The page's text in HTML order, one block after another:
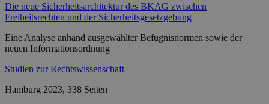
Die neue Sicherheitsarchitektur des BKAG zwischen
Freiheitsrechten und der Sicherheitsgesetzgebung
Eine Analyse anhand ausgewählter Befugnisnormen sowie der
neuen Informationsordnung
Studien zur Rechtswissenschaft
Hamburg 2023, 338 Seiten